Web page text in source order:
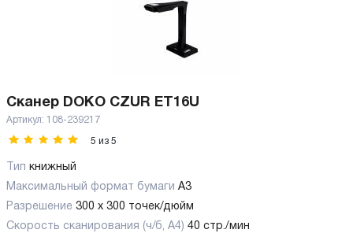
Сканер DOKO CZUR ET16U
Артикул: 108-239217
5 из 5
Тип
книжный
Максимальный формат бумаги А3
Разрешение 300 х 300 точек/дюйм
Скорость сканирования (ч/б, А4) 40 стр./мин